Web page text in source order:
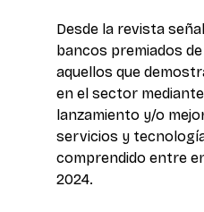
Desde la revista
bancos premiados
aquellos que
en el sector
lanzamiento y/o
servicios y
comprendido entre
2024.